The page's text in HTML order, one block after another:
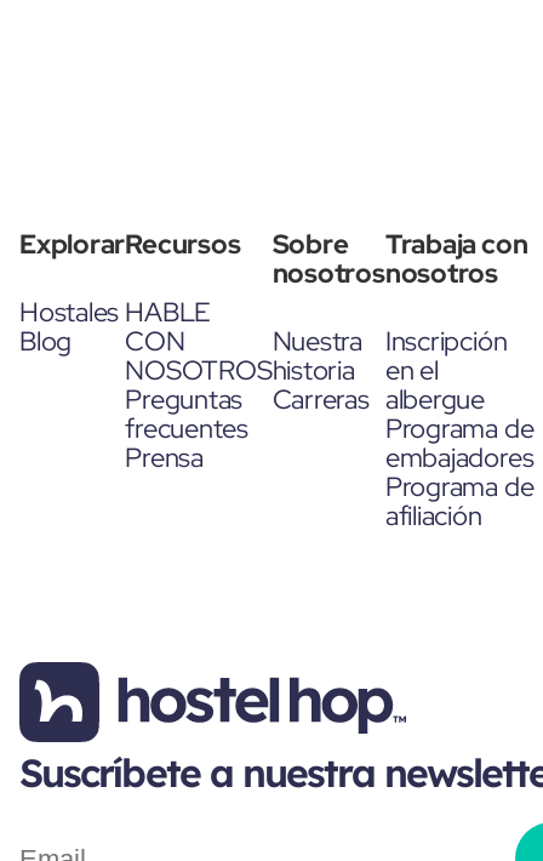
Explorar
Hostales
Blog
Recursos
HABLE
CON
NOSOTROS
Preguntas
frecuentes
Prensa
Sobre
nosotros
Nuestra
historia
Carreras
Trabaja con
nosotros
Inscripción
en el
albergue
Programa de
embajadores
Programa de
afiliación
Suscríbete a nuestra